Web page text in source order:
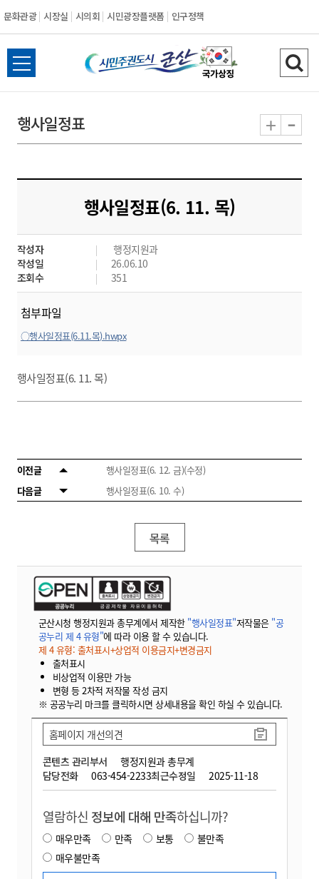
문화관광 시장실 시의회 시민광장플랫폼 인구정책
시
민
도
시
군
산
전
체
뉴
열
검
색
기
행사일정표 + -
행사일정표(6. 11. 목)
작성자
행정지원과
작성일
26.06.10
조회수
351
첨부파일
○행사일정표(6.11.목).hwpx
행사일정표(6. 11. 목)
이전글
행사일정표(6. 12. 금)(수정)
다음글
행사일정표(6. 10. 수)
목록
군산시청 행정지원과 총무계에서 제작한 "행사일정표"저작물은 "공
공누리 제 4 유형"에 따라 이용 할 수 있습니다.
제 4 유형: 출처표시+상업적 이용금지+변경금지
출처표시
비상업적 이용만 가능
변형 등 2차적 저작물 작성 금지
※ 공공누리 마크를 클릭하시면 상세내용을 확인 하실 수 있습니다.
콘텐츠 관리부서
행정지원과 총무계
담당전화
063-454-2233최근수정일 2025-11-18
홈페이지 개선의견
열람하신 정보에 대해 만족하십니까?
매우만족 만족 보통
불만족
매우불만족